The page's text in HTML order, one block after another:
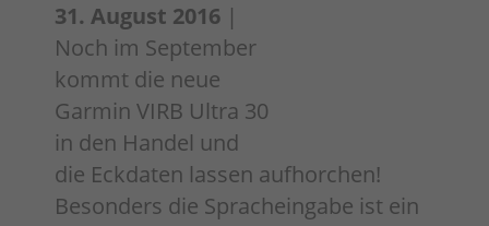
31. August 2016 |
Noch im September
kommt die neue
Garmin VIRB Ultra 30
in den Handel und
die Eckdaten lassen aufhorchen!
Besonders die Spracheingabe ist ein